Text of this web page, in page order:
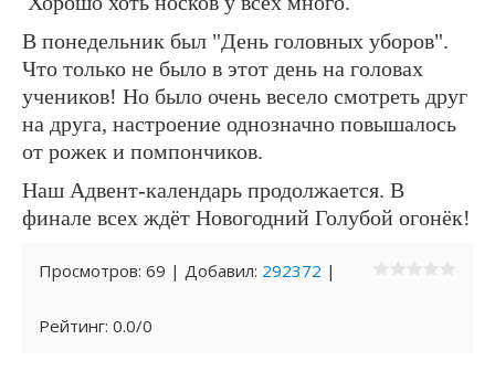
В понедельник был "День головных уборов".
Что только не было в этот день на головах
учеников! Но было очень весело смотреть друг
на друга, настроение однозначно повышалось
от рожек и помпончиков.
Наш Адвент-календарь продолжается. В
финале всех ждёт Новогодний Голубой огонёк!
Просмотров: 69 | Добавил: 292372 |
Рейтинг: 0.0/0